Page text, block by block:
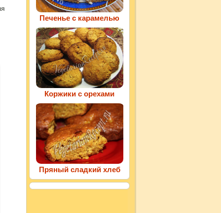
Печенье с карамелью
Коржики с орехами
Пряный сладкий хлеб